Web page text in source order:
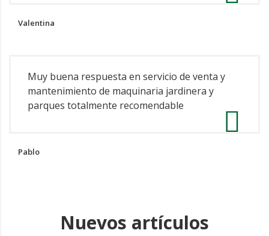
Valentina
Muy buena respuesta en servicio de venta y
mantenimiento de maquinaria jardinera y
parques totalmente recomendable
Pablo
Nuevos artículos